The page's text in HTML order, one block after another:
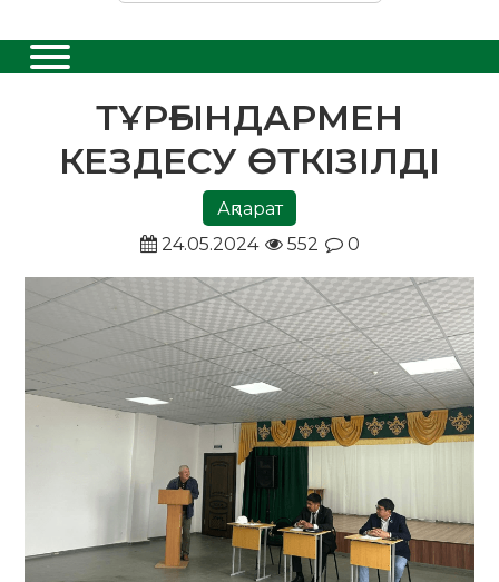
ТҰРҒЫНДАРМЕН
КЕЗДЕСУ ӨТКІЗІЛДІ
Ақпарат
24.05.2024
552 0